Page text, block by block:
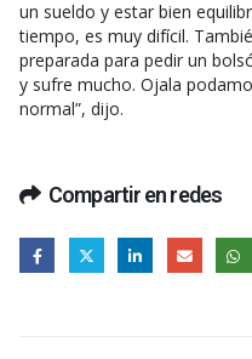
un sueldo y estar bien
tiempo, es muy difícil.
preparada para pedir un
y sufre mucho. Ojala
normal”, dijo.
Compartir en redes